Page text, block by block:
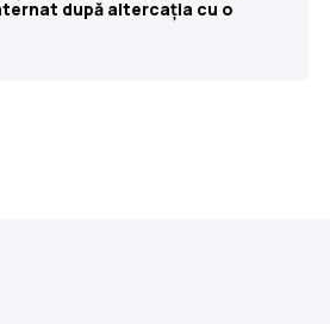
după altercația cu o